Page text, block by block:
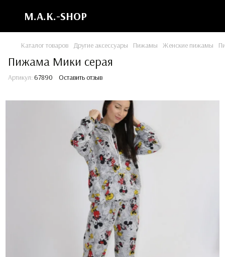
M.A.K.-SHOP
Каталог товаров Другие аксессуары Пижамы Женские пижамы
Пижама Мики серая
Артикул: 67890 Оставить отзыв